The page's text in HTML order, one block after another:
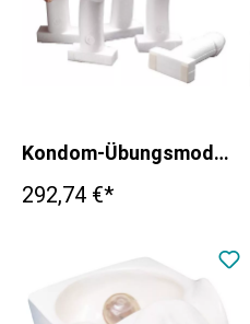
Kondom-Übungsmodelle
292,74 €*